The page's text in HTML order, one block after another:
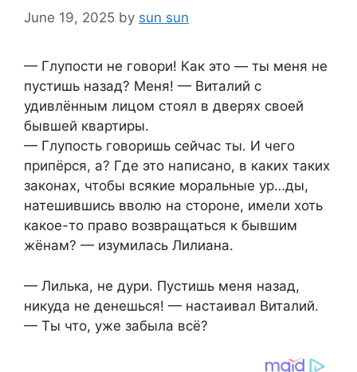
June 19, 2025 by sun sun
— Глупости не говори! Как это — ты меня не
пустишь назад? Меня! — Виталий с
удивлённым лицом стоял в дверях своей
бывшей квартиры.
— Глупость говоришь сейчас ты. И чего
припёрся, а? Где это написано, в каких таких
законах, чтобы всякие моральные ур…ды,
натешившись вволю на стороне, имели хоть
какое-то право возвращаться к бывшим
жёнам? — изумилась Лилиана.
— Лилька, не дури. Пустишь меня назад,
никуда не денешься! — настаивал Виталий.
— Ты что, уже забыла всё?